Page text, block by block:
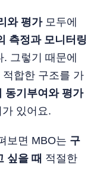
와 평가모두에
측정과 모니터링
그렇기 때문에
적합한 구조를 가
동기부여와 평가
있어요.
보면 MBO는 구
싶을 때 적절한